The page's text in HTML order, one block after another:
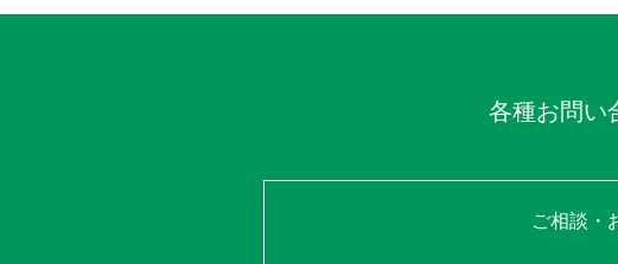
各種お問い
ご相談・